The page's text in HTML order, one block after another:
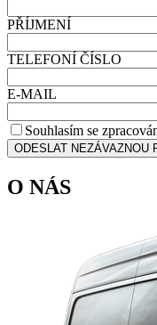
PŘÍJMENÍ
TELEFONÍ ČÍSLO
E-MAIL
Souhlasím se
ODESLAT NEZÁVAZNOU
O NÁS